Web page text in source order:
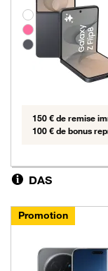
Groupe de
150 € de remise
100 € de bonus
DAS
Promotion